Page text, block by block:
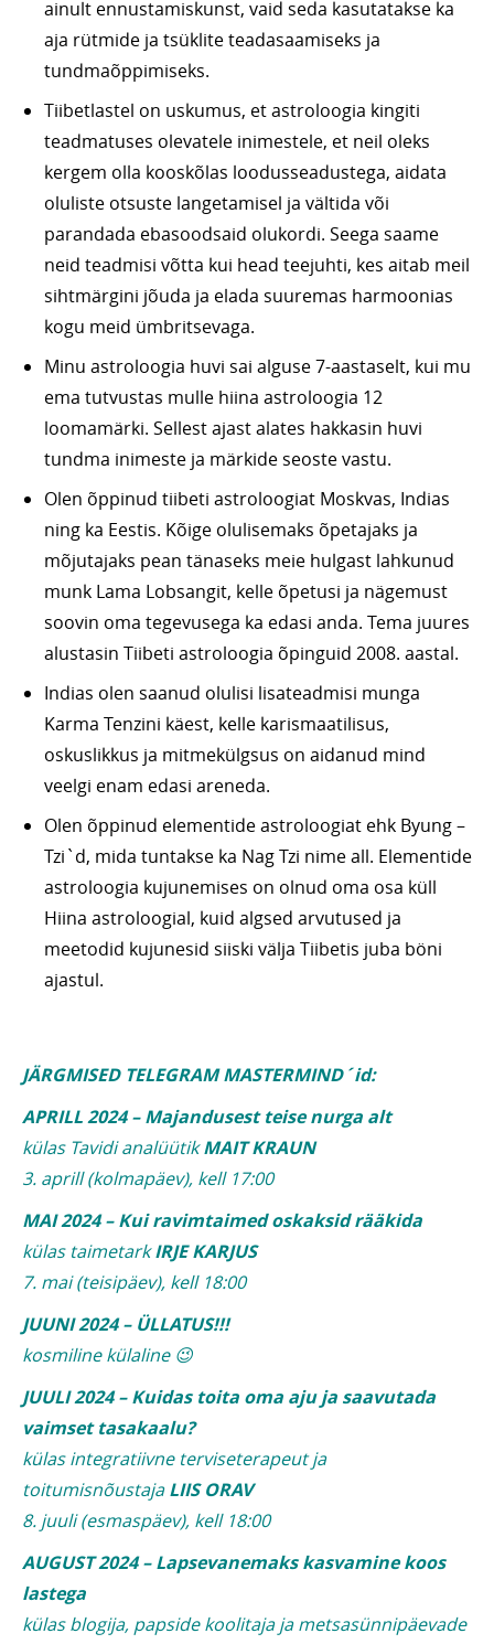
ainult ennustamiskunst, vaid seda kasutatakse ka
aja rütmide ja tsüklite teadasaamiseks ja
tundmaõppimiseks.
Tiibetlastel on uskumus, et astroloogia kingiti
teadmatuses olevatele inimestele, et neil oleks
kergem olla kooskõlas loodusseadustega, aidata
oluliste otsuste langetamisel ja vältida või
parandada ebasoodsaid olukordi. Seega saame
neid teadmisi võtta kui head teejuhti, kes aitab meil
sihtmärgini jõuda ja elada suuremas harmoonias
kogu meid ümbritsevaga.
Minu astroloogia huvi sai alguse 7-aastaselt, kui mu
ema tutvustas mulle hiina astroloogia 12
loomamärki. Sellest ajast alates hakkasin huvi
tundma inimeste ja märkide seoste vastu.
Olen õppinud tiibeti astroloogiat Moskvas, Indias
ning ka Eestis. Kõige olulisemaks õpetajaks ja
mõjutajaks pean tänaseks meie hulgast lahkunud
munk Lama Lobsangit, kelle õpetusi ja nägemust
soovin oma tegevusega ka edasi anda. Tema juures
alustasin Tiibeti astroloogia õpinguid 2008. aastal.
Indias olen saanud olulisi lisateadmisi munga
Karma Tenzini käest, kelle karismaatilisus,
oskuslikkus ja mitmekülgsus on aidanud mind
veelgi enam edasi areneda.
Olen õppinud elementide astroloogiat ehk Byung –
Tzi`d, mida tuntakse ka Nag Tzi nime all. Elementide
astroloogia kujunemises on olnud oma osa küll
Hiina astroloogial, kuid algsed arvutused ja
meetodid kujunesid siiski välja Tiibetis juba böni
ajastul.
JÄRGMISED TELEGRAM MASTERMIND´id:
APRILL 2024 – Majandusest teise nurga alt
külas Tavidi analüütikMAIT KRAUN
3. aprill (kolmapäev), kell 17:00
MAI 2024 – Kui ravimtaimed oskaksid rääkida
külas taimetarkIRJE KARJUS
7. mai (teisipäev), kell 18:00
JUUNI 2024 – ÜLLATUS!!!
kosmiline külaline 😉
JUULI 2024 – Kuidas toita oma aju ja saavutada
vaimset tasakaalu?
külas integratiivne terviseterapeut ja
toitumisnõustajaLIIS ORAV
8. juuli (esmaspäev), kell 18:00
AUGUST 2024 – Lapsevanemaks kasvamine koos
lastega
külas blogija, papside koolitaja ja metsasünnipäevade